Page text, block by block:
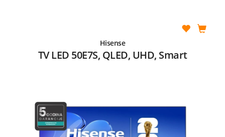
Hisense
TV LED 50E7S, QLED, UHD, Smart